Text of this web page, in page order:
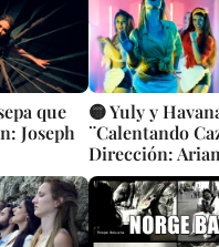
que
Joseph
🟡 Yuly y
¨Calentando
Dirección: